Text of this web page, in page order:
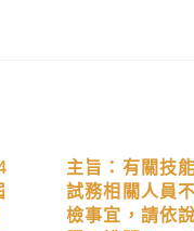
主旨：有關技
試務相關人員
檢事宜，請依